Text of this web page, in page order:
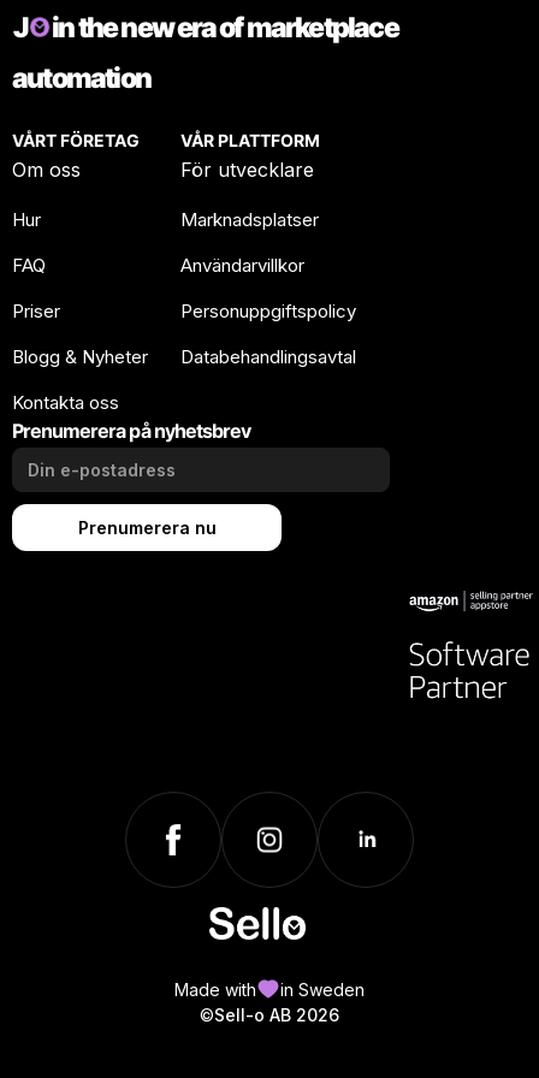
J
in the new era of marketplace
automation
VÅRT FÖRETAG
Om oss
Hur
FAQ
Priser
Blogg & Nyheter
Kontakta oss
VÅR PLATTFORM
För utvecklare
Marknadsplatser
Användarvillkor
Personuppgiftspolicy
Databehandlingsavtal
Prenumerera på nyhetsbrev
Made with
in Sweden
©Sell-o AB 2026